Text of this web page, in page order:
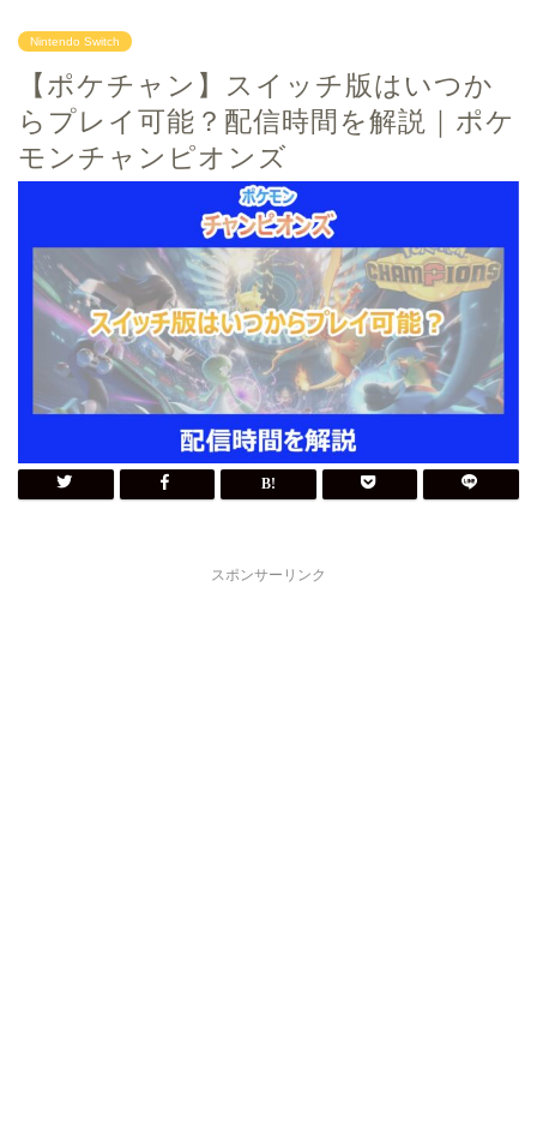
Nintendo Switch
【ポケチャン】スイッチ版はいつか
らプレイ可能？配信時間を解説｜ポケ
モンチャンピオンズ
スポンサーリンク